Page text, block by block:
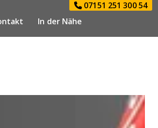
07151 251 300 54
In der Nähe